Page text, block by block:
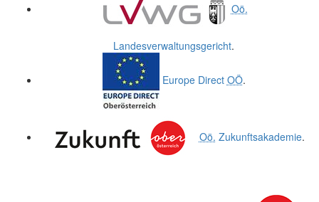
Oö.
Landesverwaltungsgericht.
Europe Direct OÖ.
Oö. Zukunftsakademie.